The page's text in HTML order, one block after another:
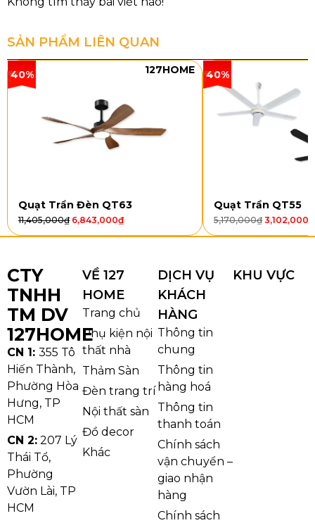
Quạt Trần QT52154 có một phiên bản với các thông
số cụ thể như sau:
Đường kính: 1310mm
Chất liệu cánh: Gỗ
Điều khiển: 6 tốc độ
Chiều quay: 2 chiều
Đèn: Không
Loại động cơ: Động cơ DC
Công suất quạt: 35W
Kích thước thùng: 83 x 37 x 23,5cm
Trọng lượng thùng: 6,2kg
SẢN PHẨM LIÊN QUAN
40% 127HOME
Quạt Trần Đèn QT63
11,405,000₫ 6,843,000₫
40%
Quạt Trần QT55
5,170,000₫ 3,102,000
CTY
TNHH
TM DV
127HOME
CN 1: 355 Tô
Hiến Thành,
Phường Hòa
Hưng, TP
HCM
CN 2: 207 Lý
Thái Tổ,
Phường
Vườn Lài, TP
HCM
VỀ 127
HOME
Trang chủ
Phụ kiện nội
thất nhà
Thảm Sàn
Đèn trang trí
Nội thất sàn
Đồ decor
Khác
DỊCH VỤ
KHÁCH
HÀNG
Thông tin
chung
Thông tin
hàng hoá
Thông tin
thanh toán
Chính sách
vận chuyển –
giao nhận
hàng
Chính sách
KHU VỰC